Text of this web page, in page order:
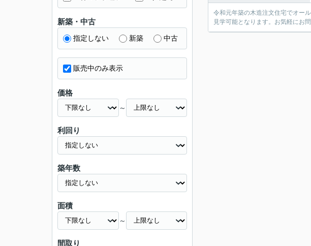
令和元年築の木造注文住宅でオー
見学可能となります。お気軽にお
新築・中古
指定しない 新築 中古
販売中のみ表示
価格
～
利回り
築年数
面積
～
間取り